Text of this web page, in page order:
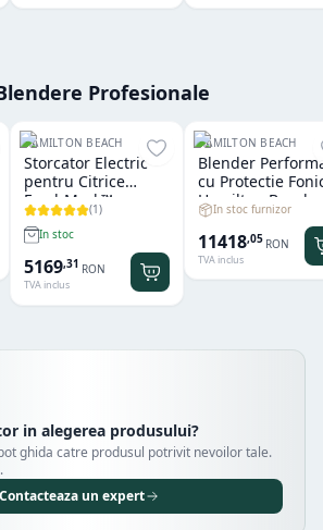
Profesionale
HAMILTON BEACH
Storcator Electric
pentru Citrice
FreshMark™
Hamilton Beach
(1)
In stoc
5169,31 RON
TVA inclus
HAMILTON BEACH
Blender
cu Protectie
Hamilton Beach
Summit® Edge
In stoc furnizor
11418,05 RON
TVA inclus
in alegerea produsului?
ghida catre produsul potrivit nevoilor tale.
Contacteaza un expert